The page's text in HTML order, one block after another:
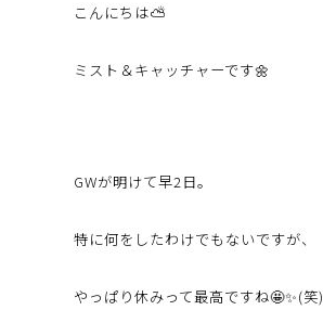
こんにちは⛅
ミスト＆キャッチャーです🌼
GWが明けて早2日。
特に何をしたわけでもないですが、
やっぱり休みって最高ですね🤩✨(笑)